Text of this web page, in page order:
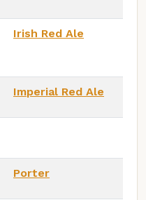
Irish Red Ale
Imperial Red Ale
Porter